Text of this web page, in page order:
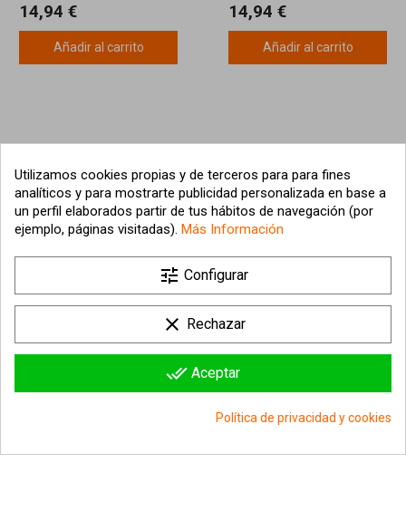
14,94 €
Añadir al carrito
14,94 €
Añadir al carrito
Información sobre la tienda 
Utilizamos cookies propias y de terceros para para fines
analíticos y para mostrarte publicidad personalizada en base a
un perfil elaborados partir de tus hábitos de navegación (por
ejemplo, páginas visitadas). Más Información
tune Configurar
clear Rechazar
done_all Aceptar
Política de privacidad y cookies